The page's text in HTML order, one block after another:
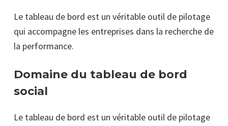
Le tableau de bord est un véritable outil de pilotage
qui accompagne les entreprises dans la recherche de
la performance.
Domaine du tableau de bord
social
Le tableau de bord est un véritable outil de pilotage